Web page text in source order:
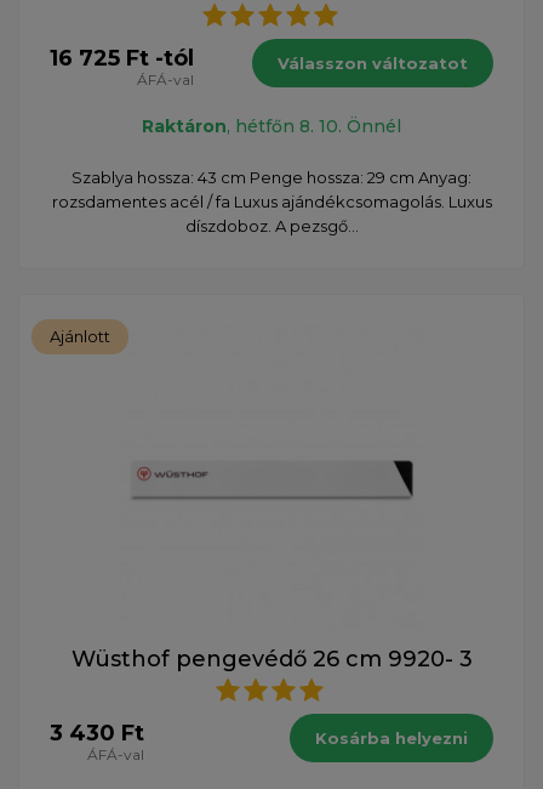
16 725 Ft -tól
ÁFÁ-val
Válasszon változatot
Raktáron, hétfőn 8. 10. Önnél
Szablya hossza: 43 cm Penge hossza: 29 cm Anyag:
rozsdamentes acél / fa Luxus ajándékcsomagolás. Luxus
díszdoboz. A pezsgő...
Ajánlott
Wüsthof pengevédő 26 cm 9920- 3
3 430 Ft
ÁFÁ-val
Kosárba helyezni